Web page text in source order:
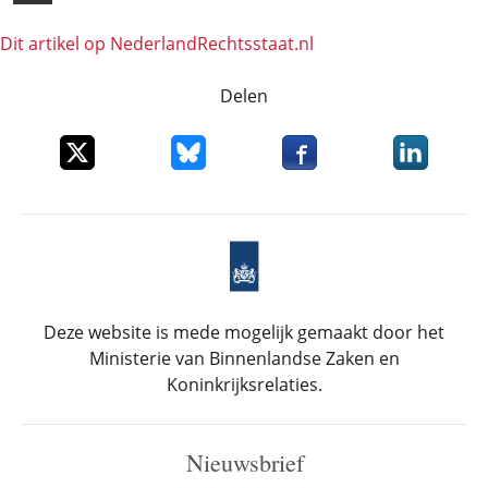
Dit artikel op NederlandRechts­staat.nl
Delen
Deel dit item op XDeel dit item op Bluesky
Deel dit item opDeel dit
Deze website is mede mogelijk gemaakt door het
Ministerie van Binnenlandse Zaken en
Koninkrijksrelaties.
Nieuwsbrief